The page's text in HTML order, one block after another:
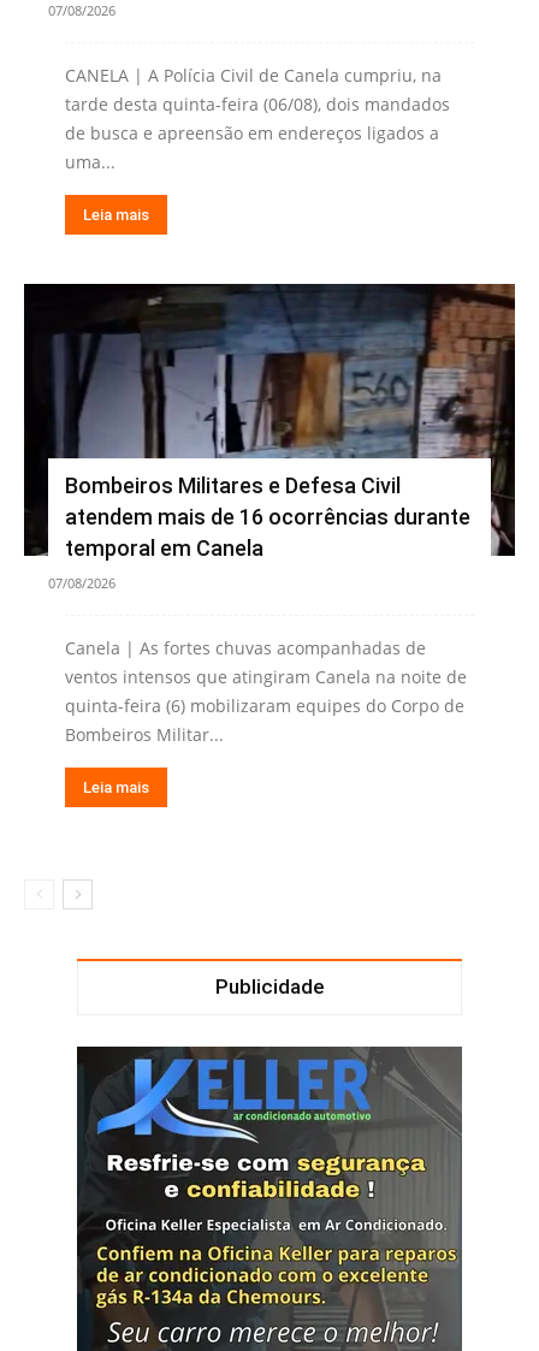
07/08/2026
CANELA | A Polícia Civil de Canela cumpriu, na
tarde desta quinta-feira (06/08), dois mandados
de busca e apreensão em endereços ligados a
uma...
Leia mais
Bombeiros Militares e Defesa Civil
atendem mais de 16 ocorrências durante
temporal em Canela
07/08/2026
Canela | As fortes chuvas acompanhadas de
ventos intensos que atingiram Canela na noite de
quinta-feira (6) mobilizaram equipes do Corpo de
Bombeiros Militar...
Leia mais
Publicidade